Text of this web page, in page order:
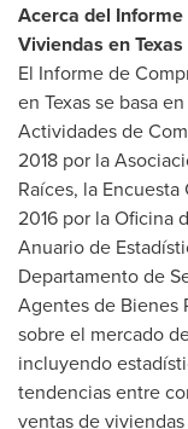
Acerca del
Viviendas enTexas
El Informe de
en Texasse basa
Actividades de
2018 por la
Raíces, la
2016 por la Oficina
Anuario de
Departamento de
Agentes de Bienes
sobre el mercado
incluyendo
tendencias entre
ventas de